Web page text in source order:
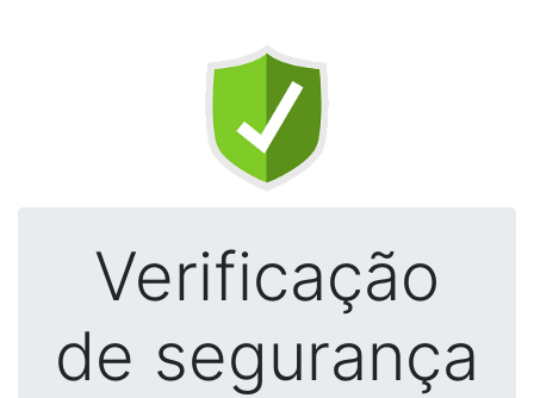
Verificação
de segurança